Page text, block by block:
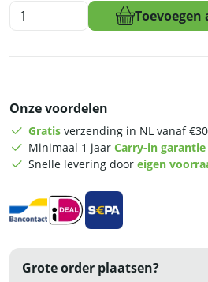
HCB
Waterboiler
liter
230V
Onze voordelen
Gratis verzending in NL vanaf
Minimaal 1 jaar Carry-in garantie
Snelle levering door eigen
Grote order plaatsen?